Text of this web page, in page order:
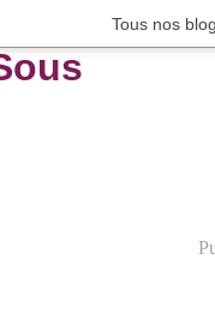
Tous nos